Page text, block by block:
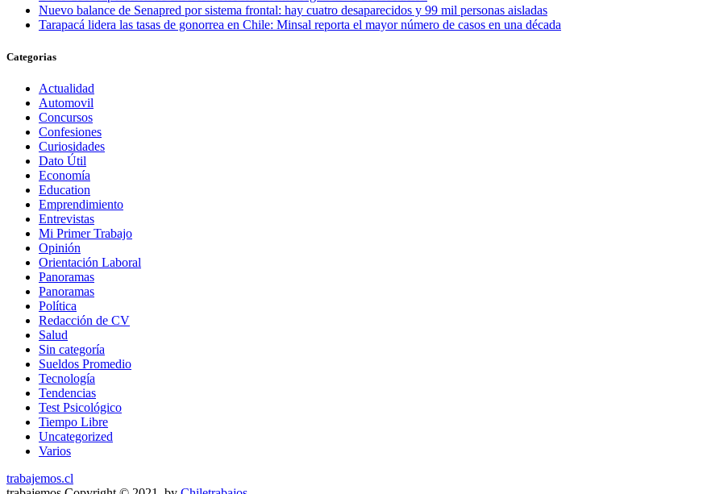
Nuevo balance de Senapred por sistema frontal: hay cuatro desaparecidos y 99 mil personas aisladas
Tarapacá lidera las tasas de gonorrea en Chile: Minsal reporta el mayor número de casos en una década
Categorias
Actualidad
Automovil
Concursos
Confesiones
Curiosidades
Dato Útil
Economía
Education
Emprendimiento
Entrevistas
Mi Primer Trabajo
Opinión
Orientación Laboral
Panoramas
Panoramas
Política
Redacción de CV
Salud
Sin categoría
Sueldos Promedio
Tecnología
Tendencias
Test Psicológico
Tiempo Libre
Uncategorized
Varios
trabajemos.cl